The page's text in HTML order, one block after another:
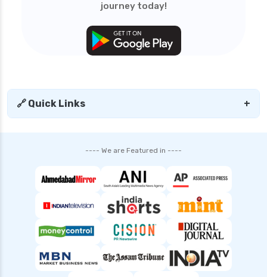
journey today!
🔗 Quick Links +
---- We are Featured in ----